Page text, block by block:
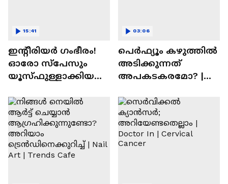
ഇന്റീരിയർ ഗംഭീരം!
ഓരോ സ്‌പേസും
യൂസ്ഫുള്ളാക്കിയ
15:41
പെർഫ്യൂം കഴുത്തിൽ
അടിക്കുന്നത്
അപകടകരമോ? |
03:06